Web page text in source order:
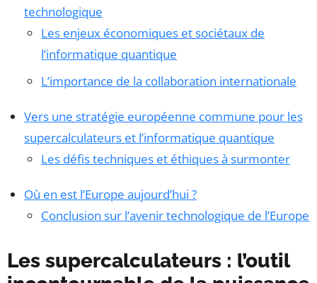
technologique
Les enjeux économiques et sociétaux de
l’informatique quantique
L’importance de la collaboration internationale
Vers une stratégie européenne commune pour les
supercalculateurs et l’informatique quantique
Les défis techniques et éthiques à surmonter
Où en est l’Europe aujourd’hui ?
Conclusion sur l’avenir technologique de l’Europe
Les supercalculateurs : l’outil